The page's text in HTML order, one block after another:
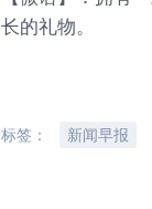
长的礼物。
标签： 新闻早报